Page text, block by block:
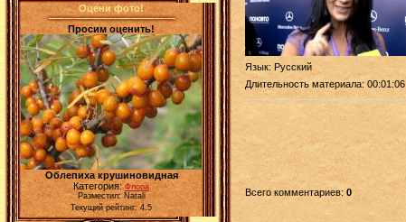
Оцени фото!
Просим оценить!
Облепиха крушиновидная
Категория:Флора
Разместил: Natali
Текущий рейтинг: 4.5
Язык: Русский
Длительность материала: 00:01:06
Всего комментариев: 0